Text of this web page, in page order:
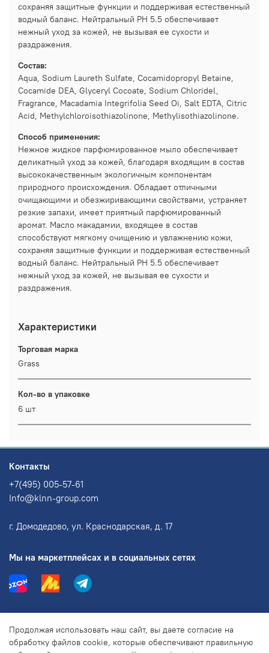
сохраняя защитные функции и поддерживая естественный
водный баланс. Нейтральный РН 5.5 обеспечивает
нежный уход за кожей, не вызывая ее сухости и
раздражения.
Состав:
Aqua, Sodium Laureth Sulfate, Cocamidopropyl Betaine,
Cocamide DEA, Glyceryl Cocoate, Sodium Chloridel,
Fragrance, Macadamia Integrifolia Seed Oi, Salt EDTA, Citric
Acid, Methylchloroisothiazolinone, Methylisothiazolinone.
Способ применения:
Нежное жидкое парфюмированное мыло обеспечивает
деликатный уход за кожей, благодаря входящим в состав
высококачественным экологичным компонентам
природного происхождения. Обладает отличными
очищающими и обезжиривающими свойствами, устраняет
резкие запахи, имеет приятный парфюмированный
аромат. Масло макадамии, входящее в состав
способствуют мягкому очищению и увлажнению кожи,
сохраняя защитные функции и поддерживая естественный
водный баланс. Нейтральный РН 5.5 обеспечивает
нежный уход за кожей, не вызывая ее сухости и
раздражения.
Характеристики
Торговая марка
Grass
Кол-во в упаковке
6 шт
Информация
Контакты
+7(495) 005-57-61
Info@klnn-group.com
г. Домодедово, ул. Краснодарская, д. 17
Мы на маркетплейсах и в социальных сетях
Продолжая использовать наш сайт, вы даете согласие на
обработку файлов cookie, которые обеспечивают правильную